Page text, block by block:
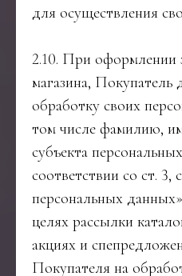
для осуществления
2.10. При оформлении
магазина, Покупатель
обработку своих
том числе фамилию,
субъекта
соответствии со ст. 3,
персональных
целях рассылки
акциях и
Покупателя на